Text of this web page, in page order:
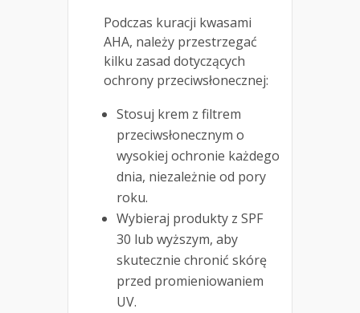
Podczas kuracji kwasami
AHA, należy przestrzegać
kilku zasad dotyczących
ochrony przeciwsłonecznej:
Stosuj krem z filtrem
przeciwsłonecznym o
wysokiej ochronie każdego
dnia, niezależnie od pory
roku.
Wybieraj produkty z SPF
30 lub wyższym, aby
skutecznie chronić skórę
przed promieniowaniem
UV.